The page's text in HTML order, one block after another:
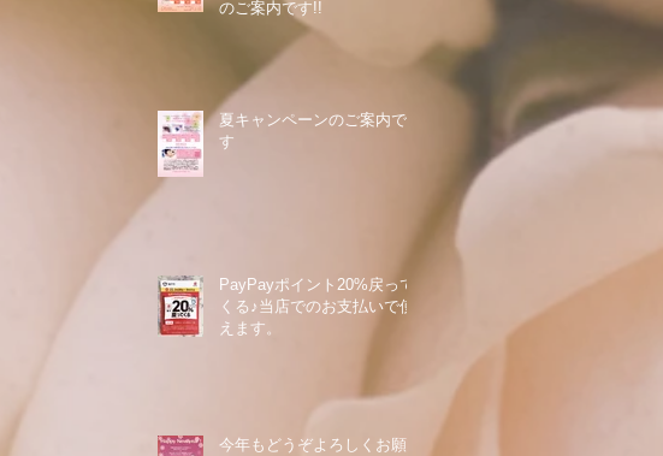
のご案内です!!
夏キャンペーンのご案内で
す
PayPayポイント20%戻って
くる♪当店でのお支払いで使
えます。
今年もどうぞよろしくお願